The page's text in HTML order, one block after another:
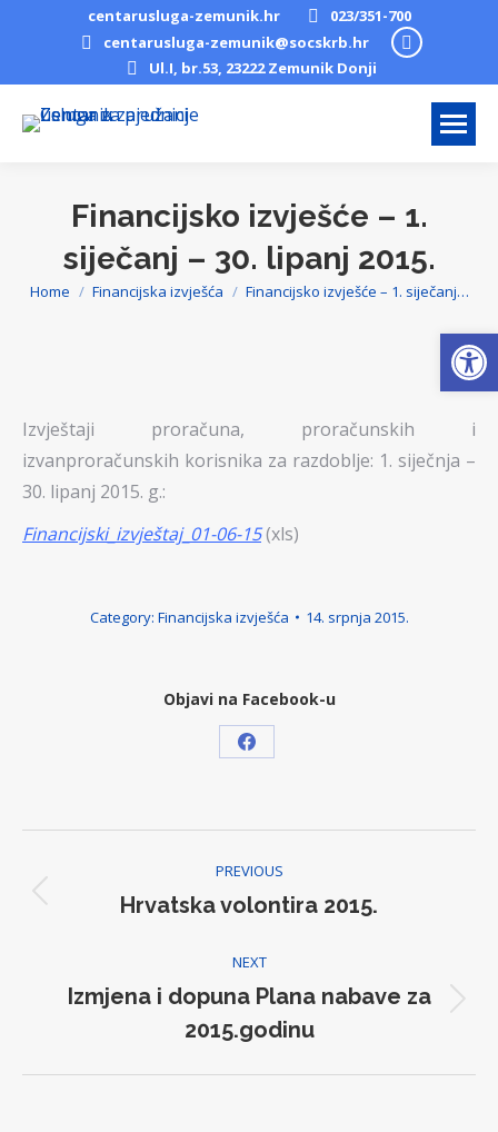
centarusluga-zemunik.hr
023/351-700
centarusluga-zemunik@socskrb.hr
Facebook
opens
Ul.I, br.53, 23222 Zemunik Donji
Financijsko izvješće – 1.
siječanj – 30. lipanj 2015.
You are here:
Home Financijska izvješća Financijsko izvješće – 1. siječanj…
Izvještaji proračuna, proračunskih i
izvanproračunskih korisnika za razdoblje: 1. siječnja –
30. lipanj 2015. g.:
Financijski_izvještaj_01-06-15(xls)
Category: Financijska izvješća 14. srpnja 2015.
Objavi na Facebook-u
Share
Facebook
navigation
PREVIOUS
Previous
Hrvatska volontira 2015.
NEXT
Next
post:
Izmjena i dopuna Plana nabave za
2015.godinu